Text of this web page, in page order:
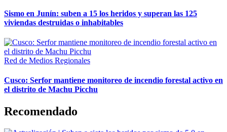
Sismo en Junín: suben a 15 los heridos y superan las 125
viviendas destruidas o inhabitables
Red de Medios Regionales
Cusco: Serfor mantiene monitoreo de incendio forestal activo en
el distrito de Machu Picchu
Recomendado